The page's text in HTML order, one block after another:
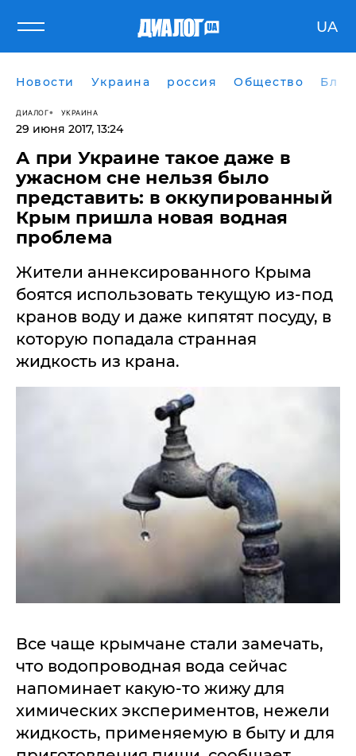
UA
Новости Украина россия Общество
ДИАЛОГ УКРАИНА
29 июня 2017, 13:24
А при Украине такое даже в
ужасном сне нельзя было
представить: в оккупированный
Крым пришла новая водная
проблема
Жители аннексированного Крыма
боятся использовать текущую из-под
кранов воду и даже кипятят посуду, в
которую попадала странная
жидкость из крана.
Все чаще крымчане стали замечать,
что водопроводная вода сейчас
напоминает какую-то жижу для
химических экспериментов, нежели
жидкость, применяемую в быту и для